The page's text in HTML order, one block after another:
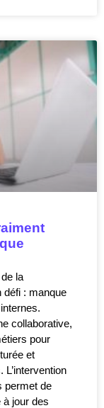
la
défi : manque
collaborative,
pour
et
permet de
à jour des